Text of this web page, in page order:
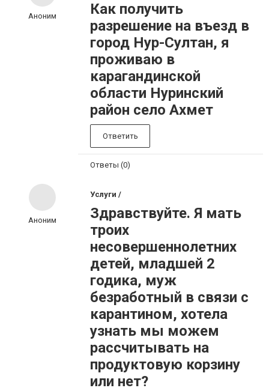
Аноним
Как получить
разрешение на въезд в
город Нур-Султан, я
проживаю в
карагандинской
области Нуринский
район село Ахмет
Ответить
Ответы (0)
Аноним
Услуги /
Здравствуйте. Я мать
троих
несовершеннолетних
детей, младшей 2
годика, муж
безработный в связи с
карантином, хотела
узнать мы можем
рассчитывать на
продуктовую корзину
или нет?